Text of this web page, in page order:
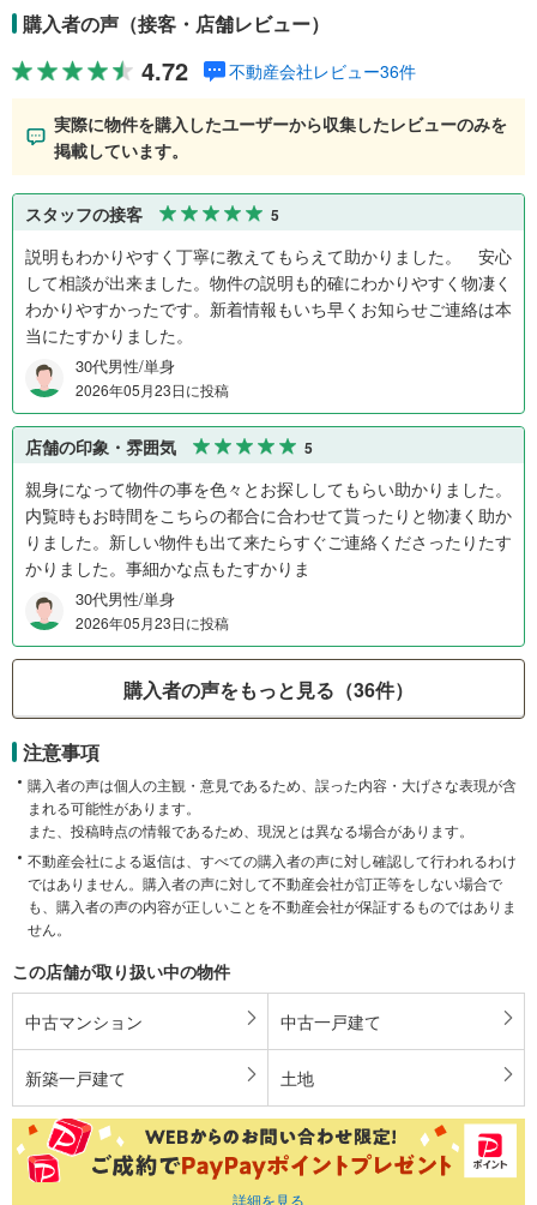
購入者の声（接客・店舗レビュー）
4.72 不動産会社レビュー36件
実際に物件を購入したユーザーから収集したレビューのみを
掲載しています。
スタッフの接客 5
説明もわかりやすく丁寧に教えてもらえて助かりました。 安心
して相談が出来ました。物件の説明も的確にわかりやすく物凄く
わかりやすかったです。新着情報もいち早くお知らせご連絡は本
当にたすかりました。
30代男性/単身
2026年05月23日に投稿
店舗の印象・雰囲気 5
親身になって物件の事を色々とお探ししてもらい助かりました。
内覧時もお時間をこちらの都合に合わせて貰ったりと物凄く助か
りました。新しい物件も出て来たらすぐご連絡くださったりたす
かりました。事細かな点もたすかりま
30代男性/単身
2026年05月23日に投稿
購入者の声をもっと見る（36件）
注意事項
購入者の声は個人の主観・意見であるため、誤った内容・大げさな表現が含
まれる可能性があります。
また、投稿時点の情報であるため、現況とは異なる場合があります。
不動産会社による返信は、すべての購入者の声に対し確認して行われるわけ
ではありません。購入者の声に対して不動産会社が訂正等をしない場合で
も、購入者の声の内容が正しいことを不動産会社が保証するものではありま
せん。
この店舗が取り扱い中の物件
中古マンション 中古一戸建て
新築一戸建て 土地
詳細を見る